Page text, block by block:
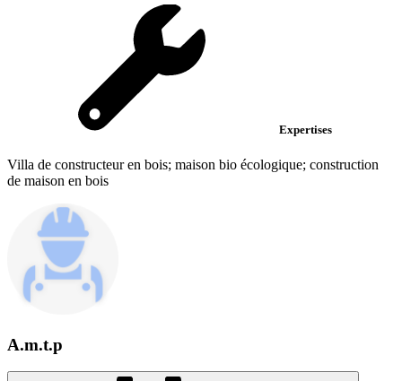
Expertises
Villa de constructeur en bois; maison bio écologique; construction
de maison en bois
A.m.t.p